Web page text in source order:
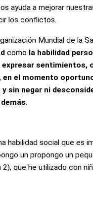
ayuda a mejorar
los conflictos.
Mundial de la
como la habilidad
sentimientos,
en el momento
sin negar ni
habilidad social que es
un propongo un
que he utilizado con